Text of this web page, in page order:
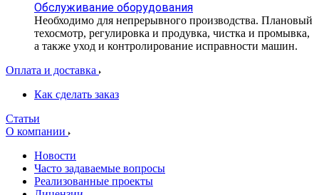
Обслуживание оборудования
Необходимо для непрерывного производства. Плановый
техосмотр, регулировка и продувка, чистка и промывка,
а также уход и контролирование исправности машин.
Оплата и доставка
Как сделать заказ
Статьи
О компании
Новости
Часто задаваемые вопросы
Реализованные проекты